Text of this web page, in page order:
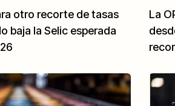
otro recorte de tasas
baja la Selic esperada
La